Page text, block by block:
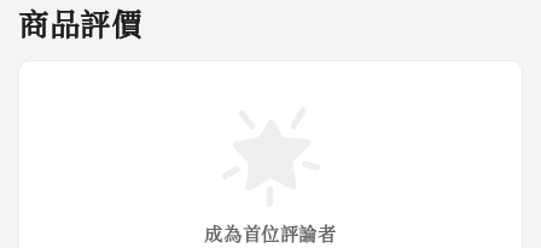
商品評價
成為首位評論者